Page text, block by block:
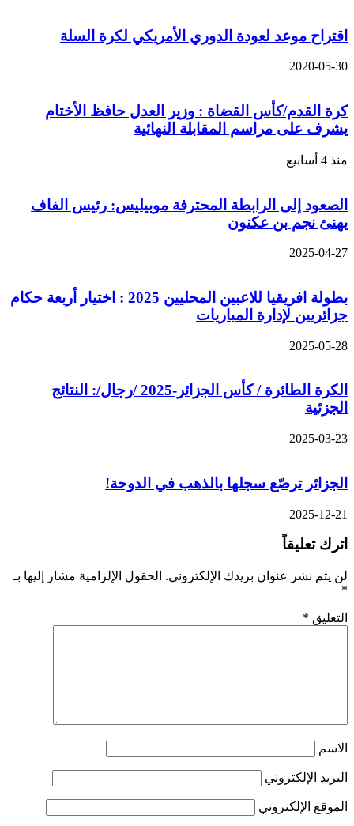
اقتراح موعد لعودة الدوري الأمريكي لكرة السلة
2020-05-30
كرة القدم/كأس القضاة : وزير العدل حافظ الأختام
يشرف على مراسم المقابلة النهائية
منذ 4 أسابيع
الصعود إلى الرابطة المحترفة موبيليس: رئيس الفاف
يهنئ نجم بن عكنون
2025-04-27
بطولة افريقيا للاعبين المحليين 2025 : اختيار أربعة حكام
جزائريين لإدارة المباريات
2025-05-28
الكرة الطائرة / كأس الجزائر-2025 /رجال/: النتائج
الجزئية
2025-03-23
الجزائر ترصّع سجلها بالذهب في الدوحة!
2025-12-21
اترك تعليقاً
لن يتم نشر عنوان بريدك الإلكتروني. الحقول الإلزامية مشار إليها بـ
*
التعليق *
الاسم
البريد الإلكتروني
الموقع الإلكتروني